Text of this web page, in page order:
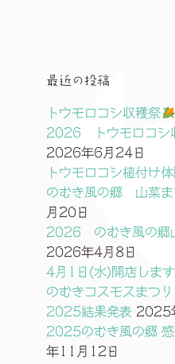
最近の投稿
トウモロコシ収穫祭
2026 トウモロコシ
2026年6月24日
トウモロコシ植付け
のむき風の郷 山菜ま
月20日
2026 のむき風の郷
2026年4月8日
4月1日(水)開店します
のむきコスモスまつ
2025結果発表 2025
2025のむき風の郷
年11月12日